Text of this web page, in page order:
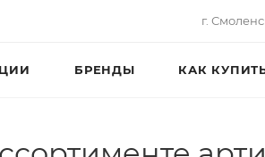
г.
БРЕНДЫ КАК